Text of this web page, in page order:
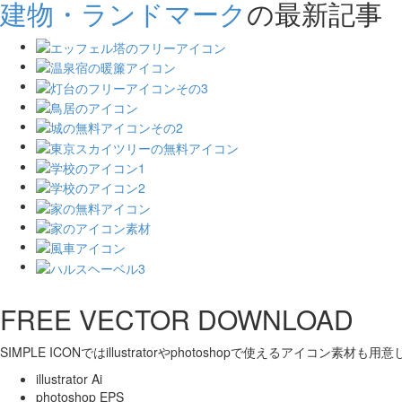
建物・ランドマークの最新記事
FREE VECTOR DOWNLOAD
SIMPLE ICONではillustratorやphotoshopで使えるアイコン素材も用意
illustrator Ai
photoshop EPS